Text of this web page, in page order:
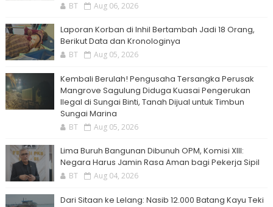
BT Aug 06, 2026
Laporan Korban di Inhil Bertambah Jadi 18 Orang,
Berikut Data dan Kronologinya
BT Aug 05, 2026
Kembali Berulah! Pengusaha Tersangka Perusak
Mangrove Sagulung Diduga Kuasai Pengerukan
Ilegal di Sungai Binti, Tanah Dijual untuk Timbun
Sungai Marina
BT Aug 05, 2026
Lima Buruh Bangunan Dibunuh OPM, Komisi XIII:
Negara Harus Jamin Rasa Aman bagi Pekerja Sipil
BT Aug 04, 2026
Dari Sitaan ke Lelang: Nasib 12.000 Batang Kayu Teki